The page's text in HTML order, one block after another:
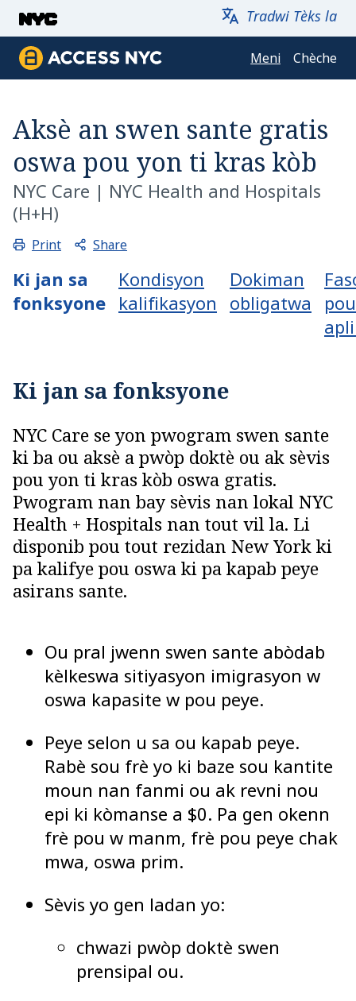
Sote kontni prensipal la Tradwi Tèks la
ACCESS NYC
Meni Chèche
Aksè an swen sante gratis
oswa pou yon ti kras kòb
NYC Care | NYC Health and Hospitals
(H+H)
Print Share
Ki jan sa
fonksyone
Kondisyon
kalifikasyon
Dokiman
obligatwa
pou
Ki jan sa fonksyone
NYC Care se yon pwogram swen sante
ki ba ou aksè a pwòp doktè ou ak sèvis
pou yon ti kras kòb oswa gratis.
Pwogram nan bay sèvis nan lokal NYC
Health + Hospitals nan tout vil la. Li
disponib pou tout rezidan New York ki
pa kalifye pou oswa ki pa kapab peye
asirans sante.
Ou pral jwenn swen sante abòdab
kèlkeswa sitiyasyon imigrasyon w
oswa kapasite w pou peye.
Peye selon u sa ou kapab peye.
Rabè sou frè yo ki baze sou kantite
moun nan fanmi ou ak revni nou
epi ki kòmanse a $0. Pa gen okenn
frè pou w manm, frè pou peye chak
mwa, oswa prim.
Sèvis yo gen ladan yo:
chwazi pwòp doktè swen
prensipal ou.